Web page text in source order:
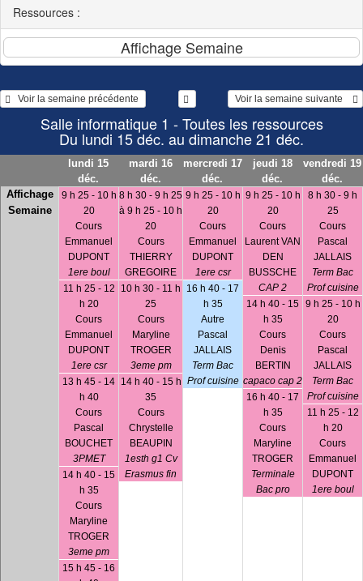
Ressources :
Voir la semaine suivante
Salle informatique 1 - Toutes les ressources
Du lundi 15 déc. au dimanche 21 déc.
lundi 15
déc.
mardi 16
déc.
mercredi 17
déc.
jeudi 18
déc.
vendredi 19
déc.
Affichage
Semaine
9 h 25 - 10 h
20
Cours
Emmanuel
DUPONT
1ere boul
11 h 25 - 12
h 20
Cours
Emmanuel
DUPONT
1ere csr
13 h 45 - 14
h 40
Cours
Pascal
BOUCHET
3PMET
14 h 40 - 15
h 35
Cours
Maryline
TROGER
3eme pm
15 h 45 - 16
8 h 30 - 9 h 25
à 9 h 25 - 10 h
20
Cours
THIERRY
GREGOIRE
10 h 30 - 11 h
25
Cours
Maryline
TROGER
3eme pm
14 h 40 - 15 h
35
Cours
Chrystelle
BEAUPIN
1esth g1 Cv
Erasmus fin
9 h 25 - 10 h
20
Cours
Emmanuel
DUPONT
1ere csr
16 h 40 - 17
h 35
Autre
Pascal
JALLAIS
Term Bac
Prof cuisine
9 h 25 - 10 h
20
Cours
Laurent VAN
DEN
BUSSCHE
CAP 2
14 h 40 - 15
h 35
Cours
Denis
BERTIN
capaco cap 2
16 h 40 - 17
h 35
Cours
Maryline
TROGER
Terminale
Bac pro
8 h 30 - 9 h
25
Cours
Pascal
JALLAIS
Term Bac
Prof cuisine
9 h 25 - 10 h
20
Cours
Pascal
JALLAIS
Term Bac
Prof cuisine
11 h 25 - 12
h 20
Cours
Emmanuel
DUPONT
1ere boul